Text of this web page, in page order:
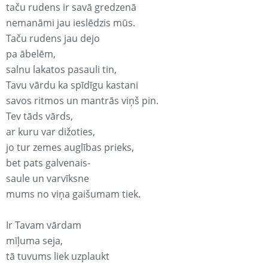
taču rudens ir savā gredzenā
nemanāmi jau ieslēdzis mūs.
Taču rudens jau dejo
pa ābelēm,
salnu lakatos pasauli tin,
Tavu vārdu ka spīdīgu kastani
savos ritmos un mantrās viņš pin.
Tev tāds vārds,
ar kuru var dižoties,
jo tur zemes auglības prieks,
bet pats galvenais-
saule un varvīksne
mums no viņa gaišumam tiek.
Ir Tavam vārdam
mīļuma seja,
tā tuvums liek uzplaukt